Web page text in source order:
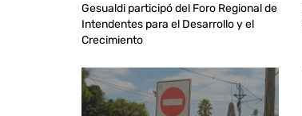
Gesualdi participó del Foro Regional de
Intendentes para el Desarrollo y el
Crecimiento